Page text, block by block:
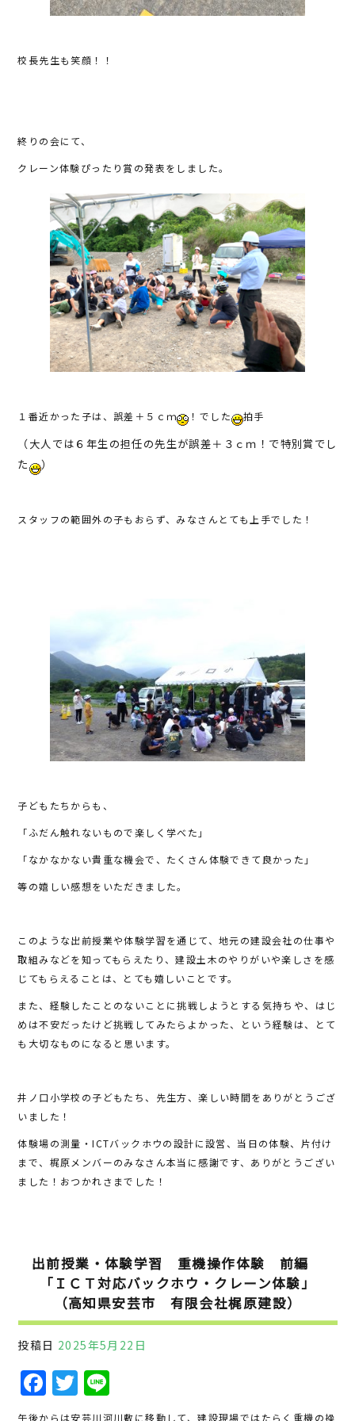
校長先生も笑顔！！
終りの会にて、
クレーン体験ぴったり賞の発表をしました。
１番近かった子は、誤差＋５ｃｍ ！でした 拍手
（大人では６年生の担任の先生が誤差＋３ｃｍ！で特別賞でし
た
）
スタッフの範囲外の子もおらず、みなさんとても上手でした！
子どもたちからも、
「ふだん触れないもので楽しく学べた」
「なかなかない貴重な機会で、たくさん体験できて良かった」
等の嬉しい感想をいただきました。
このような出前授業や体験学習を通じて、地元の建設会社の仕事や
取組みなどを知ってもらえたり、建設土木のやりがいや楽しさを感
じてもらえることは、とても嬉しいことです。
また、経験したことのないことに挑戦しようとする気持ちや、はじ
めは不安だったけど挑戦してみたらよかった、という経験は、とて
も大切なものになると思います。
井ノ口小学校の子どもたち、先生方、楽しい時間をありがとうござ
いました！
体験場の測量・ICTバックホウの設計に設営、当日の体験、片付け
まで、梶原メンバーのみなさん本当に感謝です、ありがとうござい
ました！おつかれさまでした！
出前授業・体験学習 重機操作体験 前編
「ＩＣＴ対応バックホウ・クレーン体験」
（高知県安芸市 有限会社梶原建設）
投稿日 2025年5月22日
F
a
T
w n
午後からは安芸川河川敷に移動して、建設現場ではたらく重機の操